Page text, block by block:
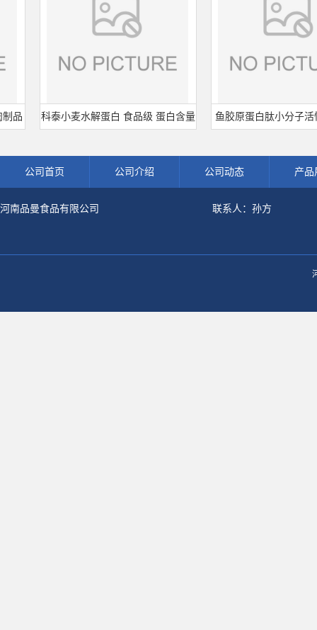
科泰小麦水解蛋白 食品级 蛋白含量 鱼胶原蛋白肽小分子活性肽
公司首页 公司介绍 公司动态 产品
河南品曼食品有限公司 联系人：孙方